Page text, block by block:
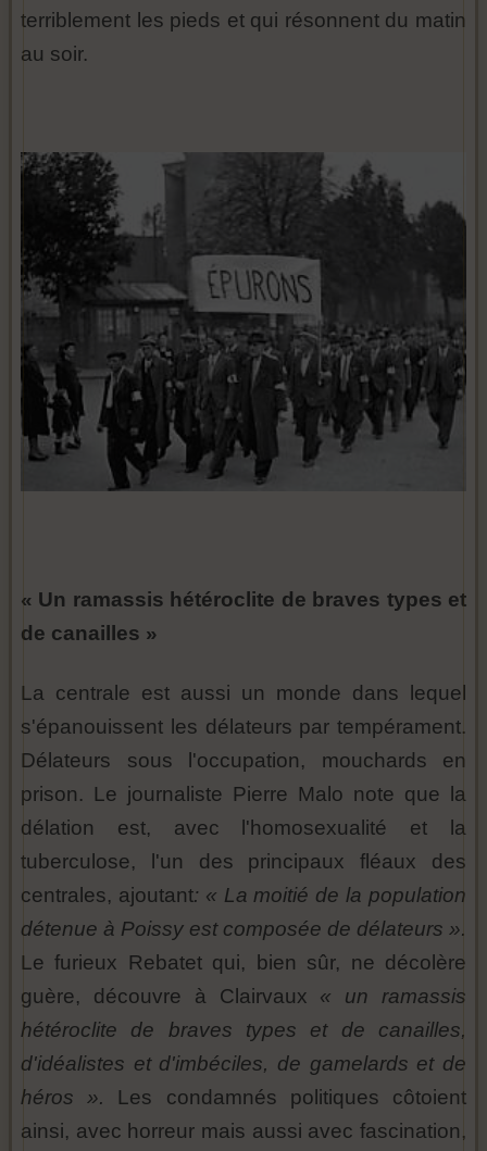
terriblement les pieds et qui résonnent du matin
au soir.
« Un ramassis hétéroclite de braves types et
de canailles »
La centrale est aussi un monde dans lequel
s'épanouissent les délateurs par tempérament.
Délateurs sous l'occupation, mouchards en
prison. Le journaliste Pierre Malo note que la
délation est, avec l'homosexualité et la
tuberculose, l'un des principaux fléaux des
centrales, ajoutant: « La moitié de la population
détenue à Poissy est composée de délateurs ».
Le furieux Rebatet qui, bien sûr, ne décolère
guère, découvre à Clairvaux « un ramassis
hétéroclite de braves types et de canailles,
d'idéalistes et d'imbéciles, de gamelards et de
héros ». Les condamnés politiques côtoient
ainsi, avec horreur mais aussi avec fascination,